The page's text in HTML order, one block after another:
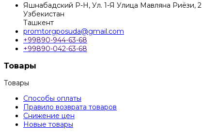
Яшнабадский Р-Н, Ул. 1-Я Улица Мавляна Риёзи, 2
Узбекистан
Ташкент
promtorgposuda@gmail.com
+99890-944-63-68
+99890-042-63-68
Товары
Товары
Способы оплаты
Правило возврата товаров
Снижение цен
Новые товары